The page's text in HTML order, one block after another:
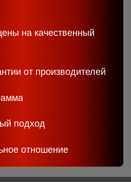
на качественный
от производителей
подход
отношение